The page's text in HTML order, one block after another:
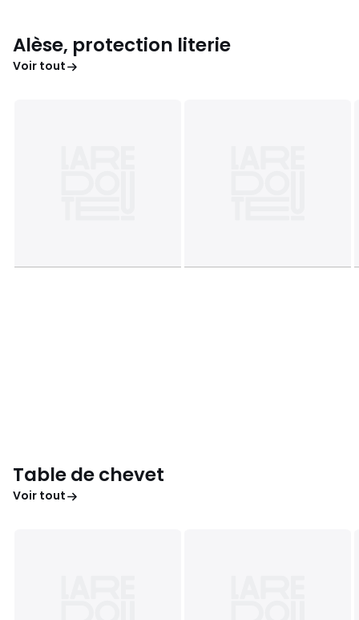
Alèse, protection literie
Voir tout
Table de chevet
Voir tout